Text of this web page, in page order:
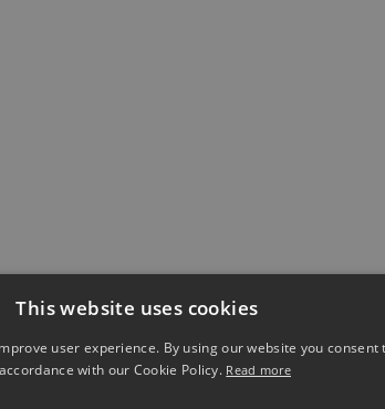
This website uses cookies
user experience. By using our website you consent
with our Cookie Policy. Read more